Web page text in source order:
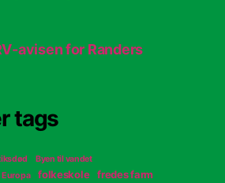
avisen for Randers
tags
Byen til vandet
Europa folkeskole fredes farm